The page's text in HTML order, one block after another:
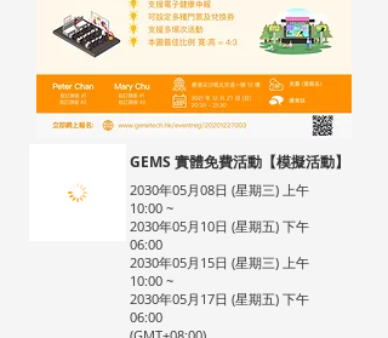
GEMS 實體免費活動【模擬活動】
2030年05月08日 (星期三) 上午
10:00 ~
2030年05月10日 (星期五) 下午
06:00
2030年05月15日 (星期三) 上午
10:00 ~
2030年05月17日 (星期五) 下午
06:00